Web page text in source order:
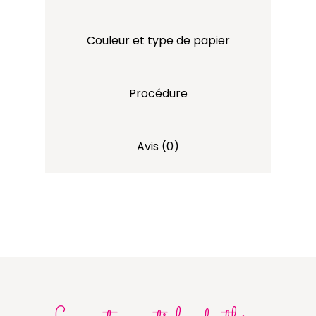
Couleur et type de papier
Procédure
Avis (0)